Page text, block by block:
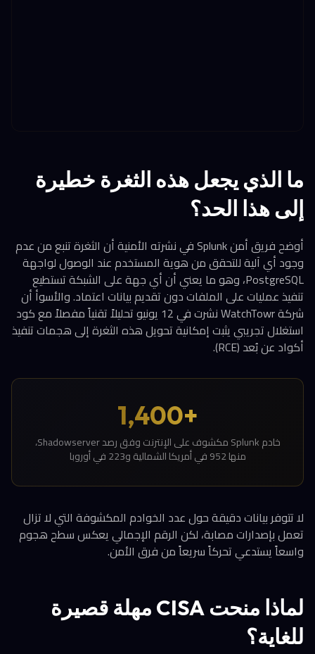
ما الذي يجعل هذه الثغرة خطيرة
إلى هذا الحد؟
أوضح فريق أمن Splunk في نشرته الأمنية أن الثغرة تنبع من عدم
وجود أي آلية للتحقق من هوية المستخدم عند الوصول لواجهة
PostgreSQL، وهو ما يعني أن أي جهة على الشبكة تستطيع
تنفيذ عمليات على الملفات دون تقديم بيانات اعتماد. والأسوأ أن
شركة WatchTowr نشرت في 12 يونيو تحليلاً تقنياً مفصلاً مع كود
استغلال تجريبي يثبت إمكانية تحويل هذه الثغرة إلى هجمات تنفيذ
أكواد عن بُعد (RCE).
+1,400
خادم Splunk مكشوف على الإنترنت وفق رصد Shadowserver،
منها 952 في أمريكا الشمالية و223 في أوروبا
لا تتوفر بيانات دقيقة حول عدد الخوادم المكشوفة التي لا تزال
تعمل بإصدارات مصابة، لكن الرقم الإجمالي يعكس سطح هجوم
واسعاً يستدعي تحركاً سريعاً من فرق الأمن.
لماذا منحت CISA مهلة قصيرة
للغاية؟